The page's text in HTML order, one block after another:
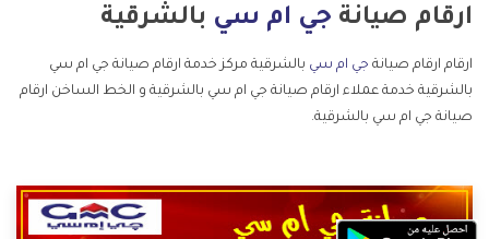
ارقام صيانة جي ام سي بالشرقية
ارقام ارقام صيانة جي ام سي بالشرقية مركز خدمة ارقام صيانة جي ام سي
بالشرقية خدمة عملاء ارقام صيانة جي ام سي بالشرقية و الخط الساخن ارقام
صيانة جي ام سي بالشرقية.